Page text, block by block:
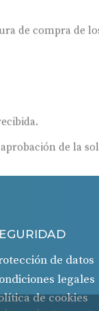
de compra de
de la
de datos
legales
de cookies